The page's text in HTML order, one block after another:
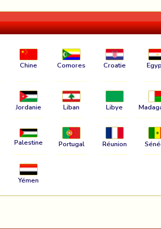
Chine Comores Croatie
Jordanie Liban Libye
Palestine Portugal Réunion
Yémen